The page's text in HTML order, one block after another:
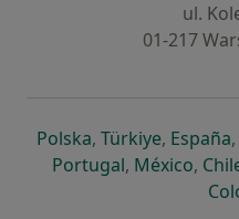
ul.
01-217
Polskase otevře v nové
, Türkiyese
, España,
Portugalse otevře v
, Méxicose
,